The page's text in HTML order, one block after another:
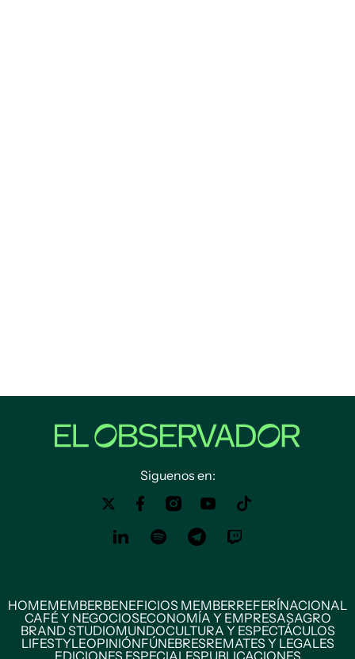
Siguenos en:
HOMEMEMBERBENEFICIOS MEMBERREFERÍNACIONAL
CAFÉ Y NEGOCIOSECONOMÍA Y EMPRESASAGRO
BRAND STUDIOMUNDOCULTURA Y ESPECTÁCULOS
LIFESTYLEOPINIÓNFÚNEBRESREMATES Y LEGALES
EDICIONES ESPECIALESPUBLICACIONES